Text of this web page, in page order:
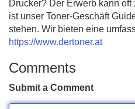
Drucker? Der Erwerb kann
ist unser Toner-Geschäft
stehen. Wir bieten eine
https://www.dertoner.at
Comments
Submit a Comment